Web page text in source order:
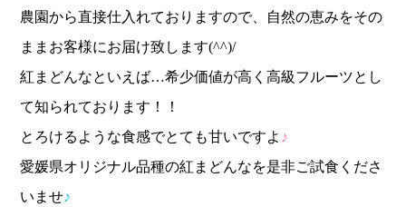
農園から直接仕入れておりますので、自然の恵みをその
ままお客様にお届け致します(^^)/
紅まどんなといえば…希少価値が高く高級フルーツとし
て知られております！！
とろけるような食感でとても甘いですよ ♪
愛媛県オリジナル品種の紅まどんなを是非ご試食くださ
いませ♪